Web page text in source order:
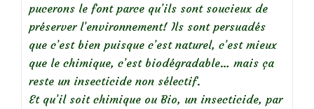
pucerons le font parce qu’ils sont soucieux de
préserver l’environnement! Ils sont persuadés
que c’est bien puisque c’est naturel, c’est mieux
que le chimique, c’est biodégradable… mais ça
reste un insecticide non sélectif.
Et qu’il soit chimique ou Bio, un insecticide, par